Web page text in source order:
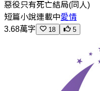
惡役只有死亡結局(同人)
短篇小說連載中愛情
3.68萬字
18 5